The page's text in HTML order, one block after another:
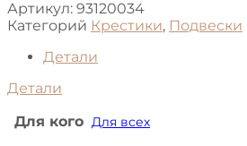
Артикул: 93120034
Категорий Крестики, Подвески
Детали
Детали
Для кого Для всех